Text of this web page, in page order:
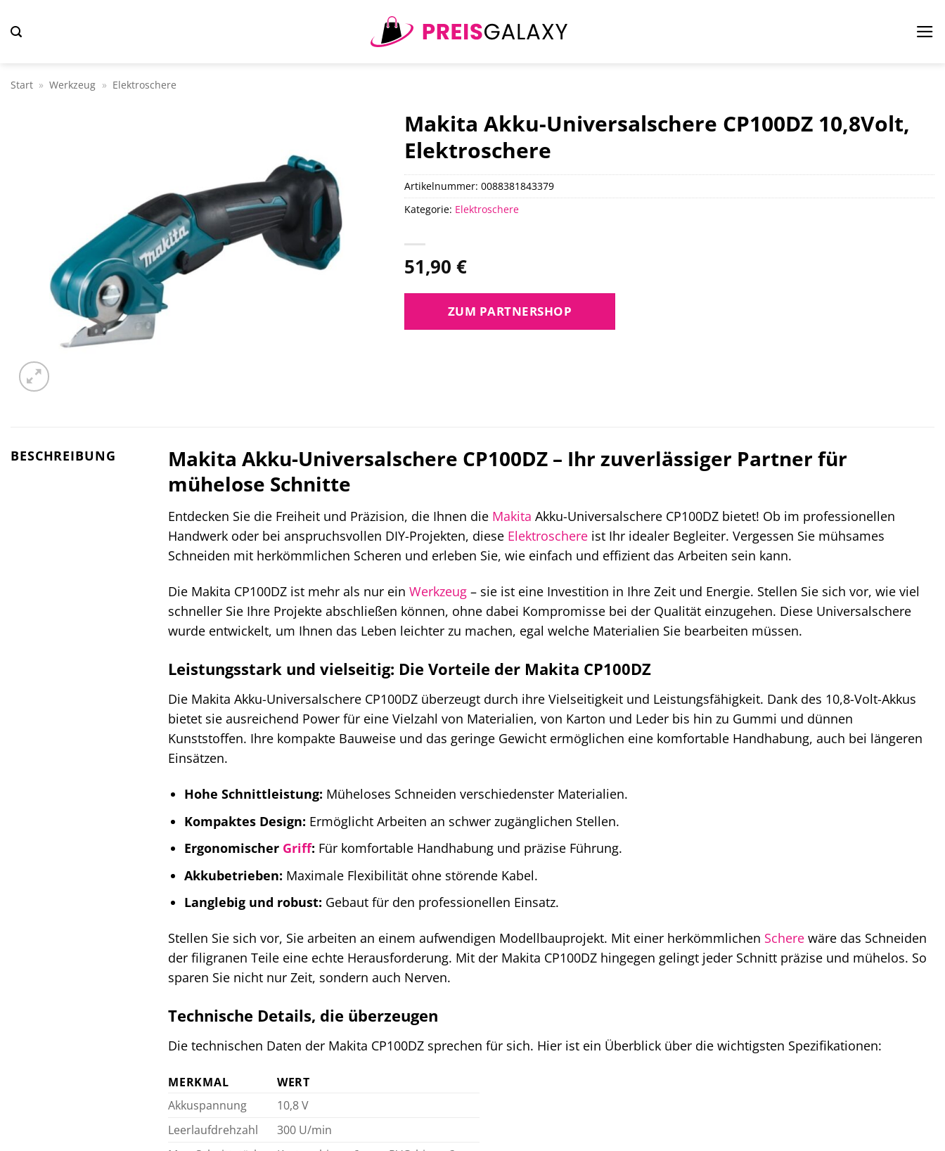
Inhalt
Start » Werkzeug » Elektroschere
Makita Akku-Universalschere CP100DZ 10,8Volt,
Elektroschere
51,90 €
ZUM PARTNERSHOP
Artikelnummer: 0088381843379
Kategorie: Elektroschere
BESCHREIBUNG
Makita Akku-Universalschere CP100DZ – Ihr zuverlässiger Partner für
mühelose Schnitte
Entdecken Sie die Freiheit und Präzision, die Ihnen die Makita Akku-Universalschere CP100DZ bietet! Ob im professionellen
Handwerk oder bei anspruchsvollen DIY-Projekten, diese Elektroschere ist Ihr idealer Begleiter. Vergessen Sie mühsames
Schneiden mit herkömmlichen Scheren und erleben Sie, wie einfach und effizient das Arbeiten sein kann.
Die Makita CP100DZ ist mehr als nur ein Werkzeug – sie ist eine Investition in Ihre Zeit und Energie. Stellen Sie sich vor, wie viel
schneller Sie Ihre Projekte abschließen können, ohne dabei Kompromisse bei der Qualität einzugehen. Diese Universalschere
wurde entwickelt, um Ihnen das Leben leichter zu machen, egal welche Materialien Sie bearbeiten müssen.
Leistungsstark und vielseitig: Die Vorteile der Makita CP100DZ
Die Makita Akku-Universalschere CP100DZ überzeugt durch ihre Vielseitigkeit und Leistungsfähigkeit. Dank des 10,8-Volt-Akkus
bietet sie ausreichend Power für eine Vielzahl von Materialien, von Karton und Leder bis hin zu Gummi und dünnen
Kunststoffen. Ihre kompakte Bauweise und das geringe Gewicht ermöglichen eine komfortable Handhabung, auch bei längeren
Einsätzen.
Hohe Schnittleistung: Müheloses Schneiden verschiedenster Materialien.
Kompaktes Design: Ermöglicht Arbeiten an schwer zugänglichen Stellen.
Ergonomischer Griff: Für komfortable Handhabung und präzise Führung.
Akkubetrieben: Maximale Flexibilität ohne störende Kabel.
Langlebig und robust: Gebaut für den professionellen Einsatz.
Stellen Sie sich vor, Sie arbeiten an einem aufwendigen Modellbauprojekt. Mit einer herkömmlichen Schere wäre das Schneiden
der filigranen Teile eine echte Herausforderung. Mit der Makita CP100DZ hingegen gelingt jeder Schnitt präzise und mühelos. So
sparen Sie nicht nur Zeit, sondern auch Nerven.
Technische Details, die überzeugen
Die technischen Daten der Makita CP100DZ sprechen für sich. Hier ist ein Überblick über die wichtigsten Spezifikationen:
MERKMAL
WERT
Akkuspannung
10,8 V
Leerlaufdrehzahl
300 U/min